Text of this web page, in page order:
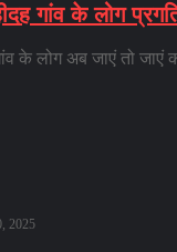
गांव के लोग
के लोग अब जाएं तो जाएं
2025